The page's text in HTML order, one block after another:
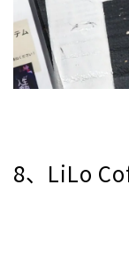
8、LiLo